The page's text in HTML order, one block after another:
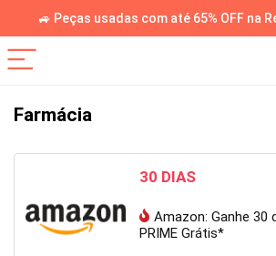
🚙 Peças usadas com até 65% OFF na
Farmácia
30 DIAS
Amazon: Ganhe 30
PRIME Grátis*